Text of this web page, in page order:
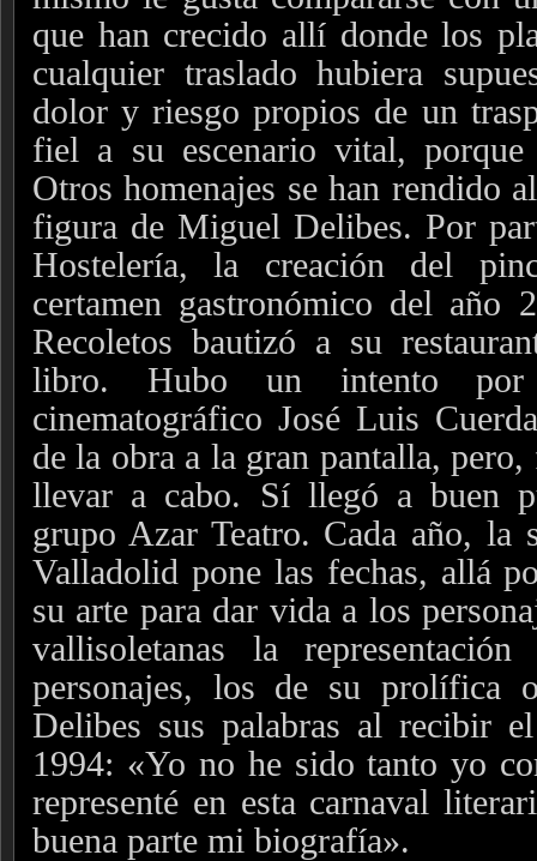
que han crecido allí donde los
cualquier traslado hubiera
dolor y riesgo propios de un
fiel a su escenario vital, porque
Otros homenajes se han rendido
figura de Miguel Delibes. Por
Hostelería, la creación del
certamen gastronómico del
Recoletos bautizó a su
libro. Hubo un intento
cinematográfico José Luis
de la obra a la gran pantalla,
llevar a cabo. Sí llegó a buen
grupo Azar Teatro. Cada año, la
Valladolid pone las fechas, allá
su arte para dar vida a los
vallisoletanas la
personajes, los de su prolífica
Delibes sus palabras al recibir
1994: «Yo no he sido tanto yo
representé en esta carnaval
buena parte mi biografía».